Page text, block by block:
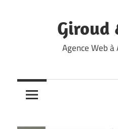
Giroud
Agence Web